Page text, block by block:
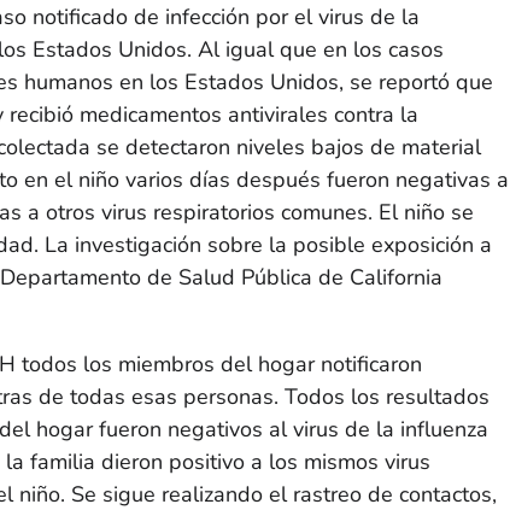
notificado de infección por el virus de la
Estados Unidos. Al igual que en los casos
humanos en los Estados Unidos, se reportó que
medicamentos antivirales contra la
se detectaron niveles bajos de material
en el niño varios días después fueron negativas a
a otros virus respiratorios comunes. El niño se
La investigación sobre la posible exposición a
de Salud Pública de California
todos los miembros del hogar notificaron
de todas esas personas. Todos los resultados
hogar fueron negativos al virus de la influenza
familia dieron positivo a los mismos virus
niño. Se sigue realizando el rastreo de contactos,